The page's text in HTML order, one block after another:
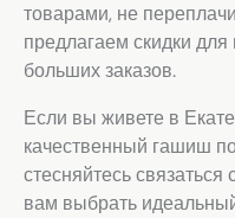
товарами, не
предлагаем скидки
больших заказов.
Если вы живете в
качественный гашиш
стесняйтесь
вам выбрать